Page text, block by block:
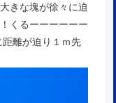
きな塊が徐々に迫
くるーーーーーー
離が迫り１ｍ先